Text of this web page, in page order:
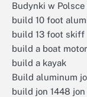
Budynki w Polsce
build 10 foot
build 13 foot skiff
build a boat
build a kayak
Build aluminum
build jon 1448 jon